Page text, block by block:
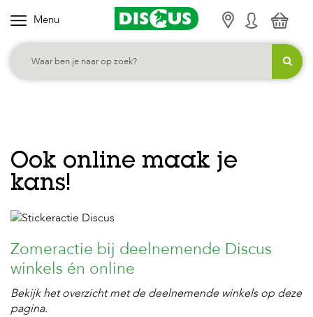
Menu
K
i
e
c
a
t
e
g
o
r
i
e
Ook online maak je
kans!
Zomeractie bij deelnemende Discus
winkels én online
Bekijk het overzicht met de deelnemende winkels op deze
pagina.